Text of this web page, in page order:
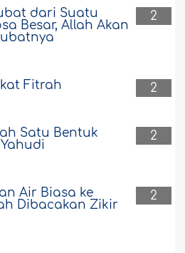
2
dari Suatu
Besar, Allah Akan
2
Fitrah
2
Satu Bentuk
2
Air Biasa ke
Dibacakan Zikir